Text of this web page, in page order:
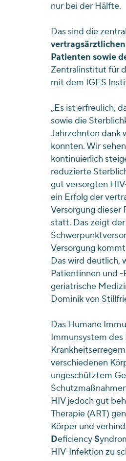
nur bei der Hälfte.
Das sind die
Patienten sowie
Zentralinstitut für
mit dem IGES
„Es ist erfreulich,
sowie die
Jahrzehnten dank
konnten. Wir
kontinuierlich
reduzierte
gut versorgten
ein Erfolg der
Versorgung dieser
statt. Das zeigt
Versorgung
Das wird deutlich,
Patientinnen und -
geriatrische
Dominik von
Das Humane
Immunsystem des
verschiedenen
ungeschütztem
HIV jedoch gut
Therapie (ART)
Körper und
DeficiencyS
HIV-Infektion zu